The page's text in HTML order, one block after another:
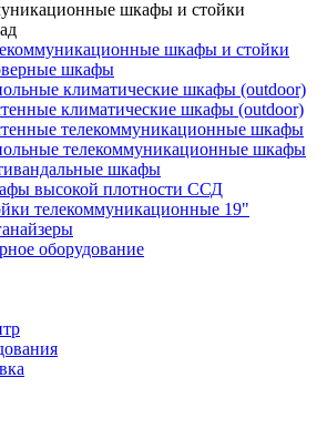
шкафы и стойки
шкафы и стойки
шкафы
климатические шкафы (outdoor)
климатические шкафы (outdoor)
телекоммуникационные шкафы
телекоммуникационные шкафы
шкафы
высокой плотности ССД
телекоммуникационные 19"
оборудование